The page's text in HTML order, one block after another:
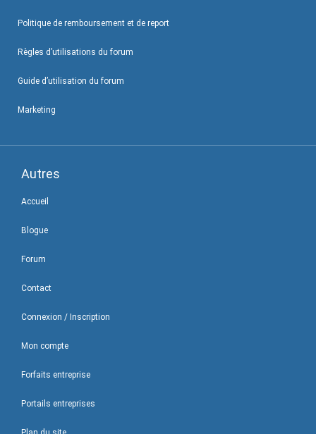
Politique de remboursement et de report
Règles d’utilisations du forum
Guide d’utilisation du forum
Marketing
Autres
Accueil
Blogue
Forum
Contact
Connexion / Inscription
Mon compte
Forfaits entreprise
Portails entreprises